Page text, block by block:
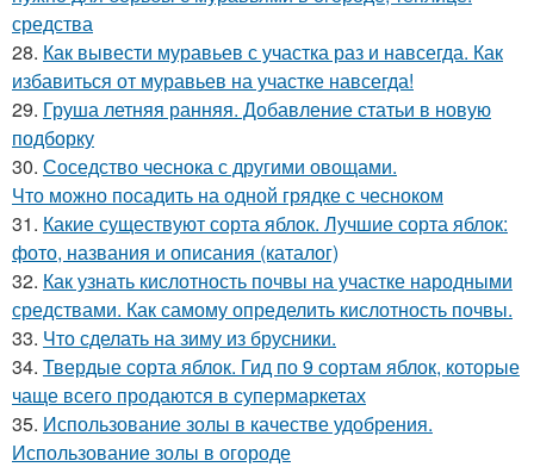
средства
28. Как вывести муравьев с участка раз и навсегда. Как
избавиться от муравьев на участке навсегда!
29. Груша летняя ранняя. Добавление статьи в новую
подборку
30. Соседство чеснока с другими овощами.
Что можно посадить на одной грядке с чесноком
31. Какие существуют сорта яблок. Лучшие сорта яблок:
фото, названия и описания (каталог)
32. Как узнать кислотность почвы на участке народными
средствами. Как самому определить кислотность почвы.
33. Что сделать на зиму из брусники.
34. Твердые сорта яблок. Гид по 9 сортам яблок, которые
чаще всего продаются в супермаркетах
35. Использование золы в качестве удобрения.
Использование золы в огороде